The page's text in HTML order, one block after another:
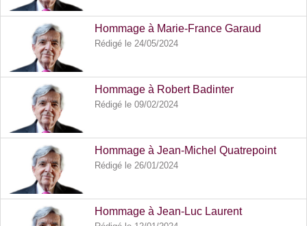
Hommage à Marie-France Garaud
Rédigé le 24/05/2024
Hommage à Robert Badinter
Rédigé le 09/02/2024
Hommage à Jean-Michel Quatrepoint
Rédigé le 26/01/2024
Hommage à Jean-Luc Laurent